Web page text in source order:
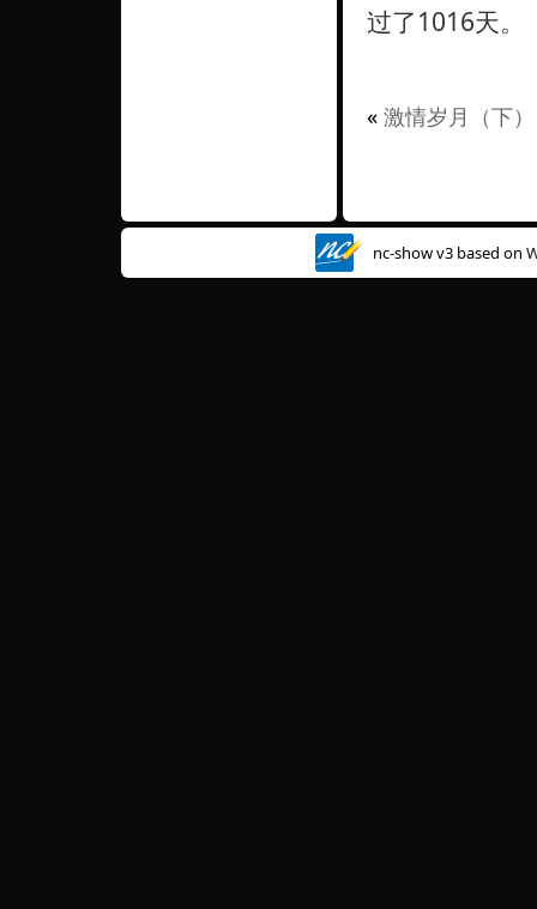
过了1016天。
« 激情岁月（下
nc-show v3 based on